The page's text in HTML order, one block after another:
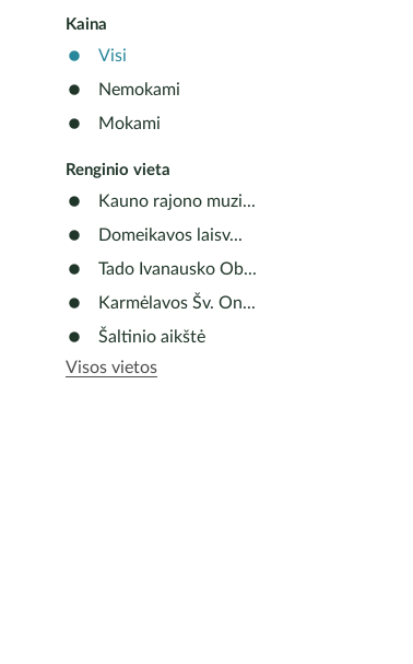
Kaina
Visi
Nemokami
Mokami
Renginio vieta
Kauno rajono muzi...
Domeikavos laisv...
Tado Ivanausko Ob...
Karmėlavos Šv. On...
Šaltinio aikštė
Visos vietos